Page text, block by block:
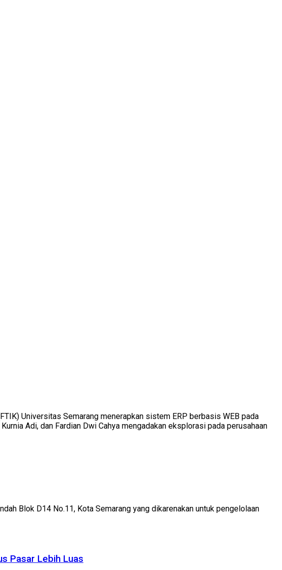
Universitas Semarang menerapkan sistem ERP berbasis WEB pada
Adi, dan Fardian Dwi Cahya mengadakan eksplorasi pada perusahaan
Blok D14 No.11, Kota Semarang yang dikarenakan untuk pengelolaan
Pasar Lebih Luas